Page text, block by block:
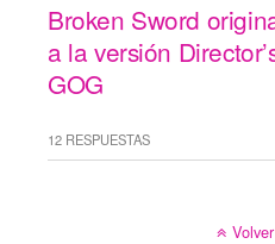
Broken Sword
a la versión
GOG
12 RESPUESTAS